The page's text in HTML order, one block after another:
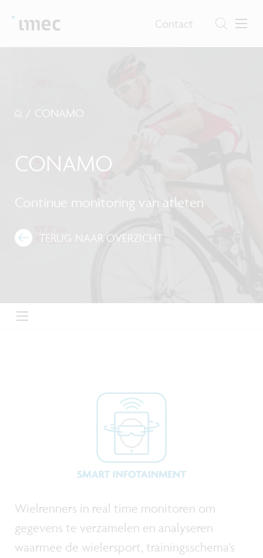
Contact
/ CONAMO
CONAMO
Continue monitoring van atleten
TERUG NAAR OVERZICHT
Wielrenners in real time monitoren om
gegevens te verzamelen en analyseren
waarmee de wielersport, trainingsschema’s